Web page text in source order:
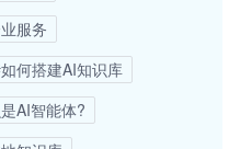
服务
何搭建AI知识库
AI智能体?